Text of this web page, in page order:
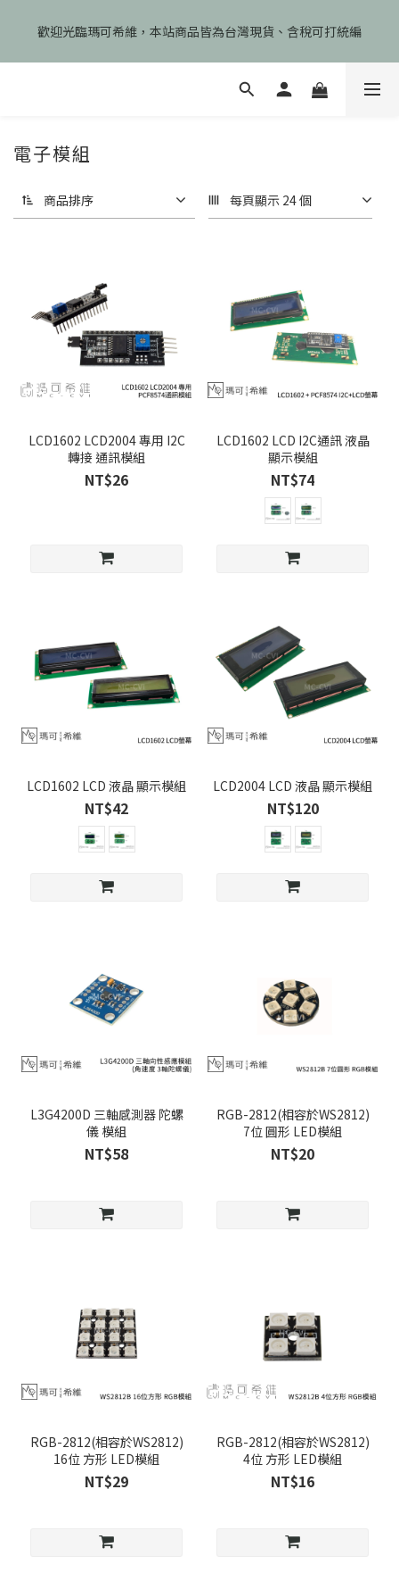
享99元免運卷！
歡迎光臨瑪可希維，本站商品皆為台灣現貨、含稅可打統編
🎉慶開幕🎉期間限定註冊會員即享199元免運、會員首次下單加碼
電子模組
商品排序 每頁顯示 24 個
LCD1602 LCD2004 專用 I2C
轉接 通訊模組
NT$26
LCD1602 LCD I2C通訊 液晶
顯示模組
NT$74
LCD1602 LCD 液晶 顯示模組
NT$42
LCD2004 LCD 液晶 顯示模組
NT$120
L3G4200D 三軸感測器 陀螺
儀 模組
NT$58
RGB-2812(相容於WS2812)
7位 圓形 LED模組
NT$20
RGB-2812(相容於WS2812)
16位 方形 LED模組
NT$29
RGB-2812(相容於WS2812)
4位 方形 LED模組
NT$16